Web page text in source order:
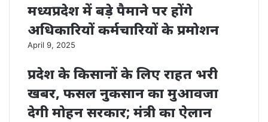
मध्यप्रदेश में बड़े पैमाने पर होंगे
अधिकारियों कर्मचारियों के प्रमोशन
April 9, 2025
प्रदेश के किसानों के लिए राहत भरी
खबर, फसल नुकसान का मुआवजा
देगी मोहन सरकार; मंत्री का ऐलान